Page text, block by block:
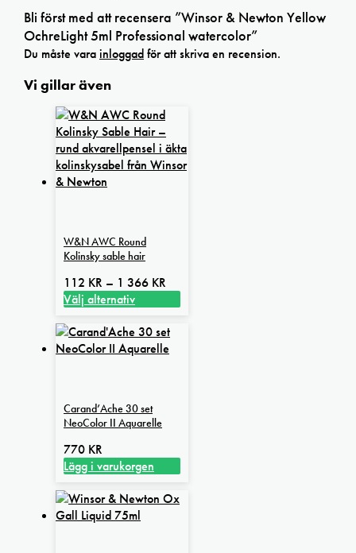
Bli först med att recensera ”Winsor & Newton Yellow
OchreLight 5ml Professional watercolor”
Du måste varainloggadför att skriva en recension.
Vi gillar även
W&N AWC Round
Kolinsky sable hair
112 KR – 1 366 KR
112 kr
1
366 kr
Välj alternativ
här
produkten
De
olika
alternativen
kan
på
produktsidan
Carand’Ache 30 set
NeoColor II Aquarelle
770 KR
Lägg i varukorgen